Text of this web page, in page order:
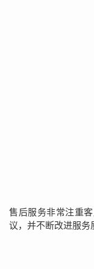
售后服务非常注重
议，并不断改进服务